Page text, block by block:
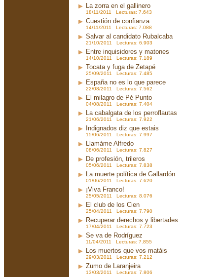
La zorra en el gallinero
18/11/2011 Lecturas: 7.643
Cuestión de confianza
14/11/2011 Lecturas: 7.088
Salvar al candidato Rubalcaba
21/10/2011 Lecturas: 6.903
Entre inquisidores y matones
14/10/2011 Lecturas: 7.189
Tocata y fuga de Zetapé
25/09/2011 Lecturas: 7.485
España no es lo que parece
22/08/2011 Lecturas: 7.562
El milagro de Pé Punto
04/08/2011 Lecturas: 7.404
La cabalgata de los perroflautas
21/06/2011 Lecturas: 7.922
Indignados diz que estais
15/06/2011 Lecturas: 7.997
Llamáme Alfredo
08/06/2011 Lecturas: 7.827
De profesión, trileros
05/06/2011 Lecturas: 7.838
La muerte política de Gallardón
01/06/2011 Lecturas: 7.620
¡Viva Franco!
25/05/2011 Lecturas: 8.076
El club de los Cien
25/04/2011 Lecturas: 7.790
Recuperar derechos y libertades
17/04/2011 Lecturas: 7.723
Se va de Rodríguez
11/04/2011 Lecturas: 7.855
Los muertos que vos matáis
29/03/2011 Lecturas: 7.212
Zumo de Laranjeira
13/03/2011 Lecturas: 7.806